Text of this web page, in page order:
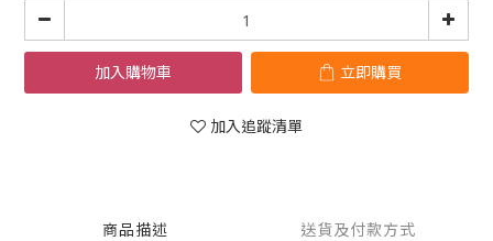
加入購物車 立即購買
加入追蹤清單
商品描述 送貨及付款方式